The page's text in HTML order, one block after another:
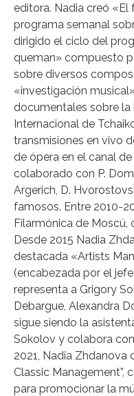
editora. Nadia creó «El
programa semanal
dirigido el ciclo del
queman» compuesto
sobre diversos
«investigación
documentales sobre la
Internacional de
transmisiones en vivo
de ópera en el canal
colaborado con P.
Argerich, D.
famosos. Entre 2010-
Filarmónica de Moscú,
Desde 2015 Nadia
destacada «Artists
(encabezada por el
representa a Grigory
Debargue, Alexandra
sigue siendo la
Sokolov y colabora
2021, Nadia Zhdanova
Classic Management”,
para promocionar la